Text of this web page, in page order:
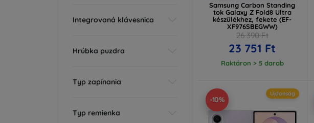
Integrovaná klávesnica
Hrúbka puzdra
Typ zapínania
Typ remienka
Samsung Carbon Standing
tok Galaxy Z Fold8 Ultra
készülékhez, fekete (EF-
XF976SBEGWW)
26 390 Ft
23 751 Ft
Raktáron > 5 darab
-10%
Újdonság